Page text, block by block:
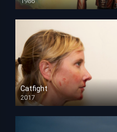
HD 1080p
Catfight
2017
HD 720p